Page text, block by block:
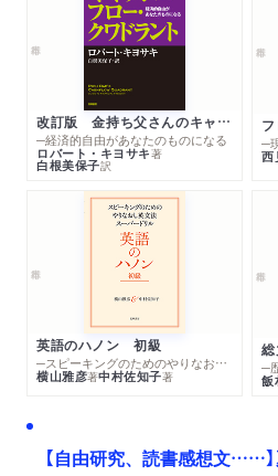
2023/08/28
yoiで紹介されました。（評者：宮台
ンパワメントワード「あたしたちが
かりのリスペクトなのです」ーブレ
トーR・E・S・P・E・C・T』より」
ほんのひきだしにflierによる要約が
スペクト」の大切さを訴えるブレ
は、ロンドンで実際に起きた占拠
NHKラジオ「高橋源一郎の飛ぶ教室
た。
改訂版 金持ち父さんのキャッシュフロー・クワドラント
─経済的自由があなたのものになる
ロバート・キヨサキ著
白根美保子訳
─
西
英語のハノン 初級
─スピーキングのためのやりなおし英文法スーパードリル
横山雅彦著中村佐知子著 ─
飯
【自由研究、読書感想文……